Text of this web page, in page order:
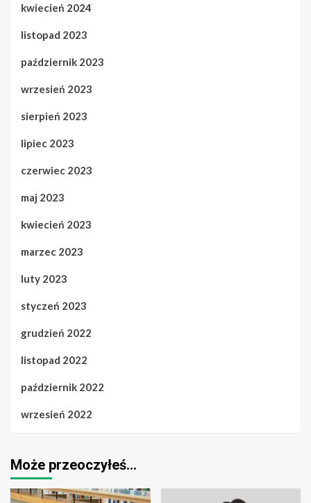
kwiecień 2024
listopad 2023
październik 2023
wrzesień 2023
sierpień 2023
lipiec 2023
czerwiec 2023
maj 2023
kwiecień 2023
marzec 2023
luty 2023
styczeń 2023
grudzień 2022
listopad 2022
październik 2022
wrzesień 2022
Może przeoczyłeś…